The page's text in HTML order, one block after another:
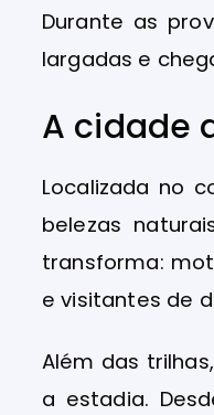
Durante as
largadas e
A cidade
Localizada no
belezas
transforma:
e visitantes de
Além das
a estadia.